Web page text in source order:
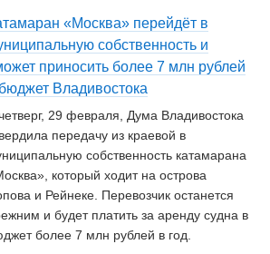
«Москва» перейдёт в
собственность и
приносить более 7 млн рублей
Владивостока
29 февраля, Дума Владивостока
передачу из краевой в
собственность катамарана
который ходит на острова
и Рейнеке. Перевозчик останется
и будет платить за аренду судна в
более 7 млн рублей в год.